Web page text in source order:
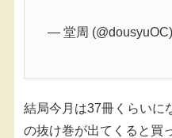
— 堂周 (@dousyuOC)
結局今月は37冊くらいに
の抜け巻が出てくると買